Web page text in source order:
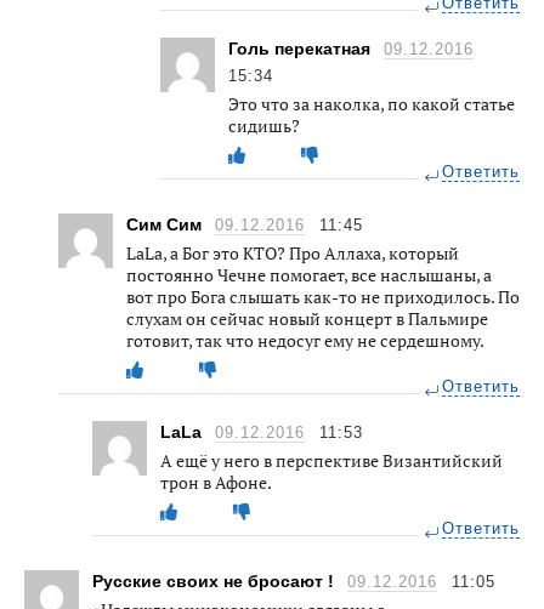
Голь перекатная
09.12.2016
15:34
Это что за наколка, по какой статье
сидишь?
Ответить
Сим Сим 09.12.2016 11:45
LaLa, а Бог это КТО? Про Аллаха, который
постоянно Чечне помогает, все наслышаны, а
вот про Бога слышать как-то не приходилось. По
слухам он сейчас новый концерт в Пальмире
готовит, так что недосуг ему не сердешному.
Ответить
LaLa 09.12.2016 11:53
А ещё у него в перспективе Византийский
трон в Афоне.
Ответить
Русские своих не бросают ! 09.12.2016 11:05